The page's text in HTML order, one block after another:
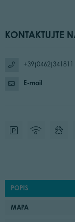
KONTAKTUJTE
+39(0462)341811
E-mail
POPIS
MAPA